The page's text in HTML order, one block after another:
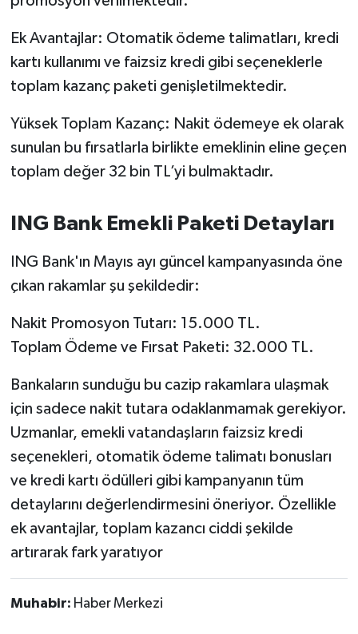
Ek Avantajlar: Otomatik ödeme talimatları, kredi
kartı kullanımı ve faizsiz kredi gibi seçeneklerle
toplam kazanç paketi genişletilmektedir.
Yüksek Toplam Kazanç: Nakit ödemeye ek olarak
sunulan bu fırsatlarla birlikte emeklinin eline geçen
toplam değer 32 bin TL’yi bulmaktadır.
ING Bank Emekli Paketi Detayları
ING Bank'ın Mayıs ayı güncel kampanyasında öne
çıkan rakamlar şu şekildedir:
Nakit Promosyon Tutarı: 15.000 TL.
Toplam Ödeme ve Fırsat Paketi: 32.000 TL.
Bankaların sunduğu bu cazip rakamlara ulaşmak
için sadece nakit tutara odaklanmamak gerekiyor.
Uzmanlar, emekli vatandaşların faizsiz kredi
seçenekleri, otomatik ödeme talimatı bonusları
ve kredi kartı ödülleri gibi kampanyanın tüm
detaylarını değerlendirmesini öneriyor. Özellikle
ek avantajlar, toplam kazancı ciddi şekilde
artırarak fark yaratıyor
Muhabir: Haber Merkezi
SÜRMANŞET
Susurluk
TARİHTE BUGÜN
TEKNOLOJİ
Trend
TÜRKİYE
YAŞAM